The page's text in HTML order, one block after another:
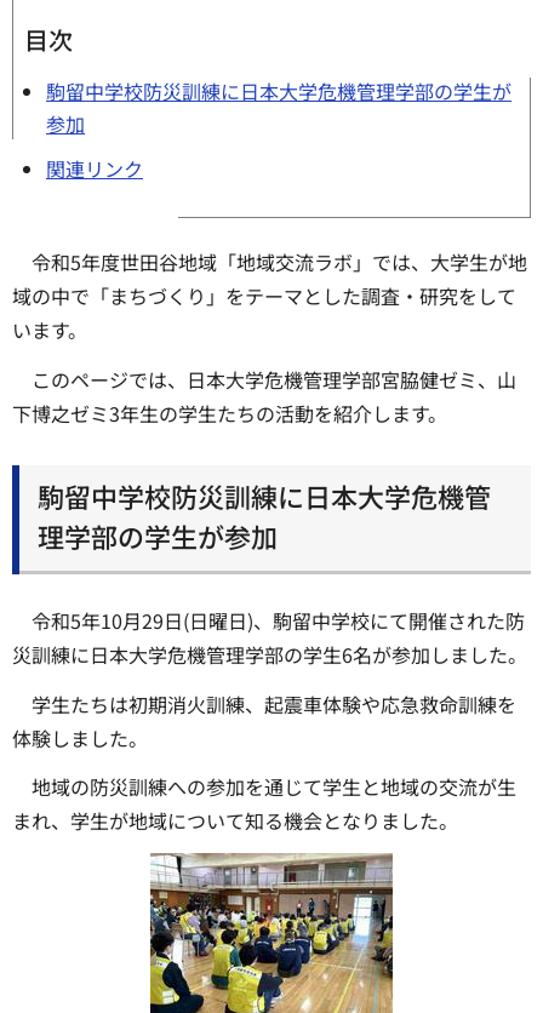
目次
駒留中学校防災訓練に日本大学危機管理学部の学生が
参加
関連リンク
令和5年度世田谷地域「地域交流ラボ」では、大学生が地
域の中で「まちづくり」をテーマとした調査・研究をして
います。
このページでは、日本大学危機管理学部宮脇健ゼミ、山
下博之ゼミ3年生の学生たちの活動を紹介します。
駒留中学校防災訓練に日本大学危機管
理学部の学生が参加
令和5年10月29日(日曜日)、駒留中学校にて開催された防
災訓練に日本大学危機管理学部の学生6名が参加しました。
学生たちは初期消火訓練、起震車体験や応急救命訓練を
体験しました。
地域の防災訓練への参加を通じて学生と地域の交流が生
まれ、学生が地域について知る機会となりました。